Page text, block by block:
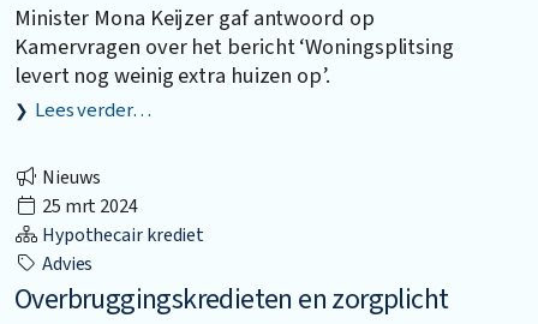
Minister Mona Keijzer gaf antwoord op
Kamervragen over het bericht ‘Woningsplitsing
levert nog weinig extra huizen op’.
Lees verder…
Nieuws
25 mrt 2024
Hypothecair krediet
Advies
Overbruggingskredieten en zorgplicht